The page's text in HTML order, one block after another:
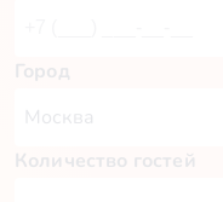
Город
Количество гостей